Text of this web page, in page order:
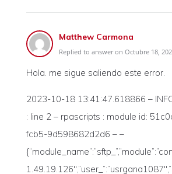
Matthew Carmona
Replied to answer on Octubre 18,
Hola. me sigue saliendo este error.
2023-10-18 13:41:47.618866 –
: line 2 – rpascripts : module id:
fcb5-9d598682d2d6 – –